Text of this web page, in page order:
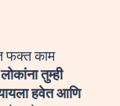
फक्त काम
लोकांना तुम्ही
हवेत आणि